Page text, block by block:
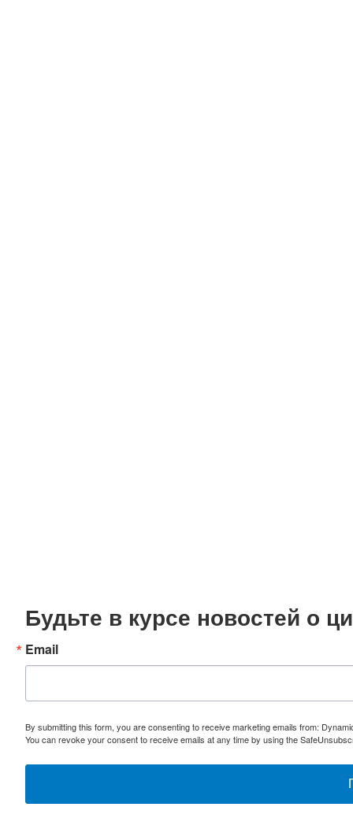
Будьте в курсе новостей о
Email
By submitting this form, you are consenting to receive marketing emails from:
You can revoke your consent to receive emails at any time by using the